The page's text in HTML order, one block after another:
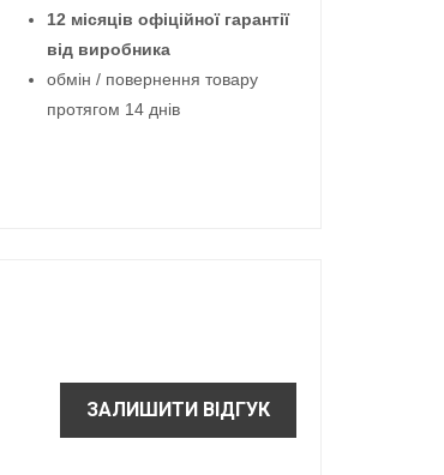
12 місяців офіційної гарантії
від виробника
обмін / повернення товару
протягом 14 днів
ЗАЛИШИТИ ВІДГУК